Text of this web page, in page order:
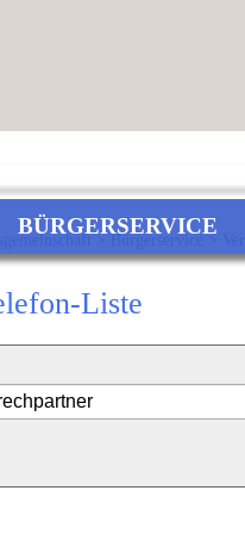
BÜRGERSERVICE
>Bürgerservice>
Liste